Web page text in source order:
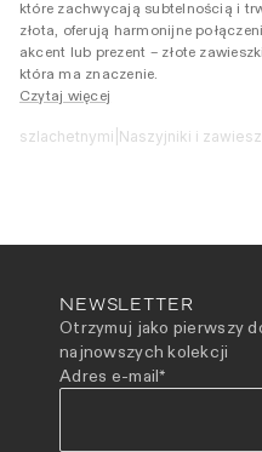
które zachwycają subtelnością i
złota, oferują harmonijne
akcent lub prezent – złote
która ma znaczenie.
Czytaj więcej
szlachetnymi Naszyjniki i
NEWSLETTER
Otrzymuj jako pierwszy
najnowszych kolekcji
Adres e-mail*